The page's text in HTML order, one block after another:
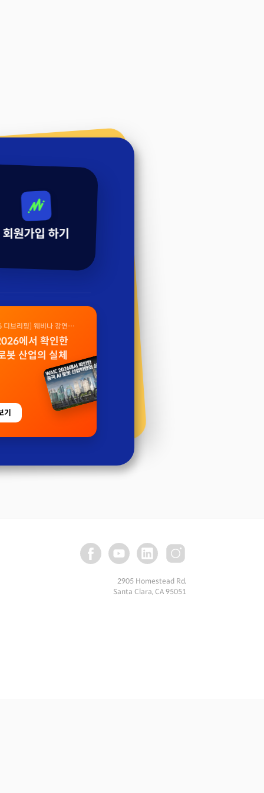
회원가입 하기
브리핑] 웨비나 강연
에서 확인한
봇 산업의 실체
기
2905 Homestead Rd,
Santa Clara, CA 95051